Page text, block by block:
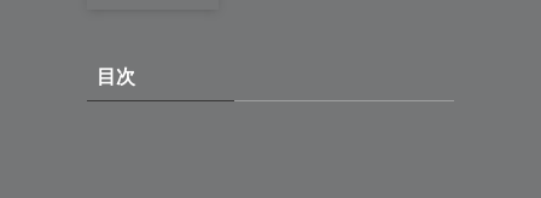
目次